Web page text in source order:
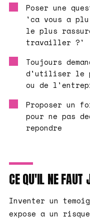
Poser une
'ca vous a
le plus
travailler ?'
Toujours
d'utiliser le
ou de
Proposer un
pour ne pas
repondre
CE QU'IL NE
Inventer un
expose a un